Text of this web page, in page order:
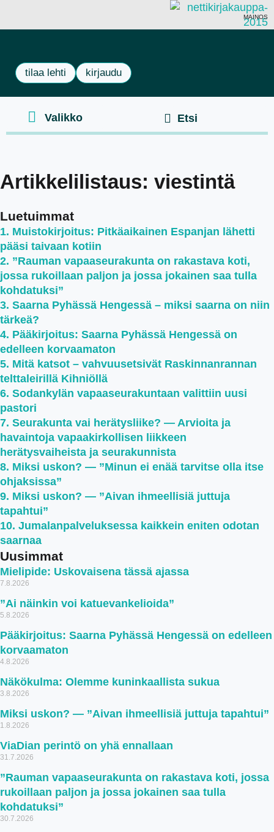
MAINOS
tilaa lehti kirjaudu
Artikkelilistaus: viestintä
Luetuimmat
Muistokirjoitus: Pitkäaikainen Espanjan lähetti
pääsi taivaan kotiin
”Rauman vapaaseurakunta on rakastava koti,
jossa rukoillaan paljon ja jossa jokainen saa tulla
kohdatuksi”
Saarna Pyhässä Hengessä – miksi saarna on niin
tärkeä?
Pääkirjoitus: Saarna Pyhässä Hengessä on
edelleen korvaamaton
Mitä katsot – vahvuusetsivät Raskinnanrannan
telttaleirillä Kihniöllä
Sodankylän vapaaseurakuntaan valittiin uusi
pastori
Seurakunta vai herätysliike? — Arvioita ja
havaintoja vapaakirkollisen liikkeen
herätysvaiheista ja seurakunnista
Miksi uskon? — ”Minun ei enää tarvitse olla itse
ohjaksissa”
Miksi uskon? — ”Aivan ihmeellisiä juttuja
tapahtui”
Jumalanpalveluksessa kaikkein eniten odotan
saarnaa
Uusimmat
Mielipide: Uskovaisena tässä ajassa
7.8.2026
”Ai näinkin voi katuevankelioida”
5.8.2026
Pääkirjoitus: Saarna Pyhässä Hengessä on edelleen
korvaamaton
4.8.2026
Näkökulma: Olemme kuninkaallista sukua
3.8.2026
Miksi uskon? — ”Aivan ihmeellisiä juttuja tapahtui”
1.8.2026
ViaDian perintö on yhä ennallaan
31.7.2026
”Rauman vapaaseurakunta on rakastava koti, jossa
rukoillaan paljon ja jossa jokainen saa tulla
kohdatuksi”
30.7.2026